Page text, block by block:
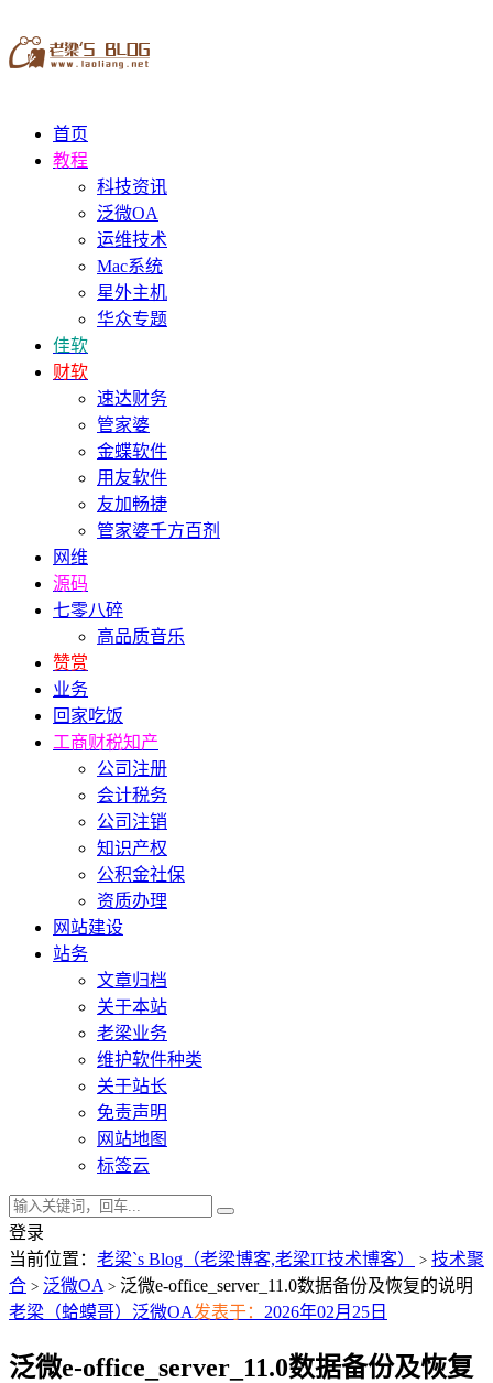
首页
教程
科技资讯
泛微OA
运维技术
Mac系统
星外主机
华众专题
佳软
财软
速达财务
管家婆
金蝶软件
用友软件
友加畅捷
管家婆千方百剂
网维
源码
七零八碎
高品质音乐
赞赏
业务
回家吃饭
工商财税知产
公司注册
会计税务
公司注销
知识产权
公积金社保
资质办理
网站建设
站务
文章归档
关于本站
老梁业务
维护软件种类
关于站长
免责声明
网站地图
标签云
登录
当前位置： 老梁`s Blog（老梁博客,老梁IT技术博客） > 技术聚
合 > 泛微OA > 泛微e-office_server_11.0数据备份及恢复的说明
老梁（蛤蟆哥） 泛微OA发表于： 2026年02月25日
泛微e-office_server_11.0数据备份及恢复